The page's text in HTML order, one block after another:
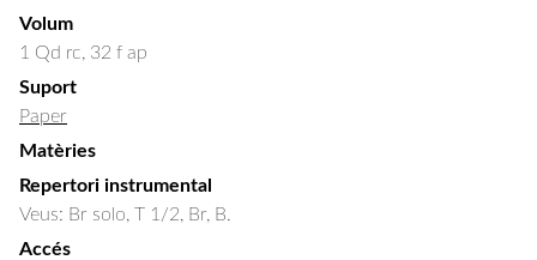
Volum
1 Qd rc, 32 f ap
Suport
Paper
Matèries
Repertori instrumental
Veus: Br solo, T 1/2, Br, B.
Accés